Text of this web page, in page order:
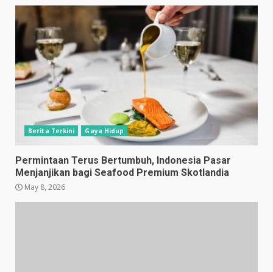
Berita Terkini Gaya Hidup
Permintaan Terus Bertumbuh, Indonesia Pasar
Menjanjikan bagi Seafood Premium Skotlandia
May 8, 2026